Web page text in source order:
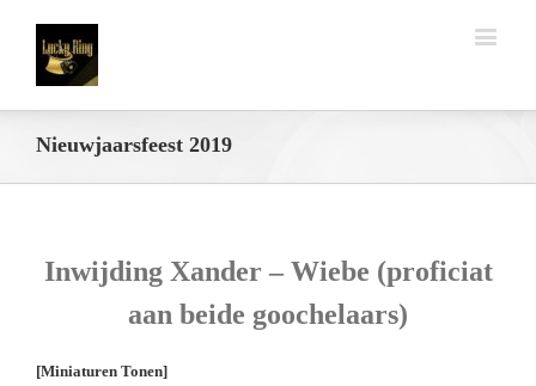
Nieuwjaarsfeest 2019
Inwijding Xander – Wiebe (proficiat
aan beide goochelaars)
[Miniaturen Tonen]